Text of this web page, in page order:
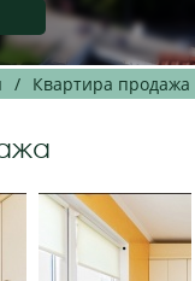
/ Квартира продажа